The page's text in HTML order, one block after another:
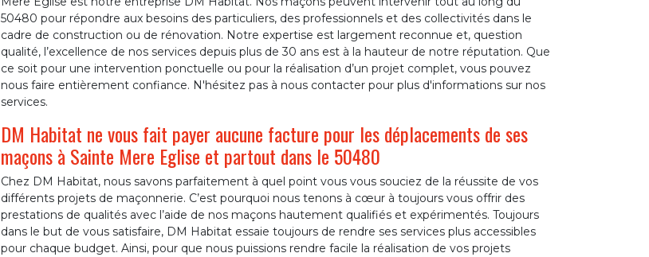
50480 pour répondre aux besoins des particuliers, des professionnels et des collectivités dans le
cadre de construction ou de rénovation. Notre expertise est largement reconnue et, question
qualité, l’excellence de nos services depuis plus de 30 ans est à la hauteur de notre réputation. Que
ce soit pour une intervention ponctuelle ou pour la réalisation d’un projet complet, vous pouvez
nous faire entièrement confiance. N'hésitez pas à nous contacter pour plus d'informations sur nos
services.
DM Habitat ne vous fait payer aucune facture pour les déplacements de ses
maçons à Sainte Mere Eglise et partout dans le 50480
Chez DM Habitat, nous savons parfaitement à quel point vous vous souciez de la réussite de vos
différents projets de maçonnerie. C’est pourquoi nous tenons à cœur à toujours vous offrir des
prestations de qualités avec l’aide de nos maçons hautement qualifiés et expérimentés. Toujours
dans le but de vous satisfaire, DM Habitat essaie toujours de rendre ses services plus accessibles
pour chaque budget. Ainsi, pour que nous puissions rendre facile la réalisation de vos projets